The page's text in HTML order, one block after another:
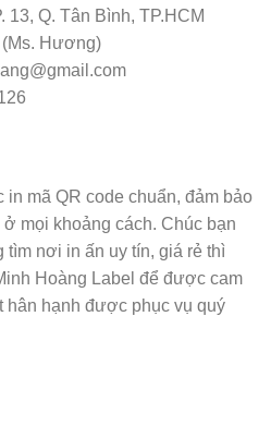
13, Q. Tân Bình, TP.HCM
Hương)
mã QR code chuẩn, đảm bảo
mọi khoảng cách. Chúc bạn
tìm nơi in ấn uy tín, giá rẻ thì
Hoàng Label để được cam
hân hạnh được phục vụ quý